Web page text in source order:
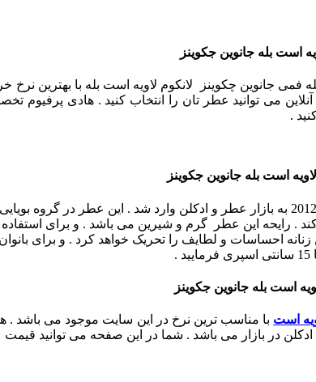
است بله جانوین جکوینز
فمی جانوین چکوینز لانکوم لاویه است بله با بهترین
می توانید عطر تان را انتخاب کنید . هادی پرفیوم
.
است بله جانوین جکوینز
. رایحه این عطر گرم و شیرین می باشد . و برای
احساسات و لطایف را تحریک خواهد کرد . و برای
است بله جانوین جکوینز
است با مناسب ترین نرخ در این سایت موجود می باشد .
در بازار می باشد . شما در این صفحه می توانید قیمت